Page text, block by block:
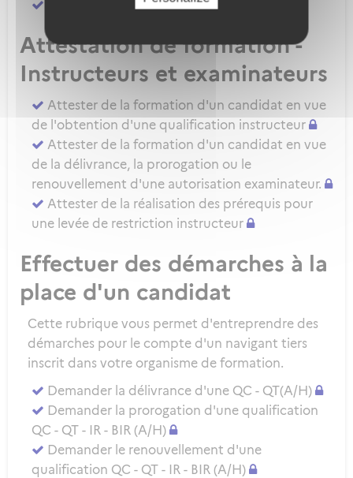
Attester d'une évaluation de niveau IRSE
Attestation de formation -
Instructeurs et examinateurs
Attester de la formation d'un candidat en vue
de l'obtention d'une qualification instructeur
Attester de la formation d'un candidat en vue
de la délivrance, la prorogation ou le
renouvellement d'une autorisation examinateur.
Attester de la réalisation des prérequis pour
une levée de restriction instructeur
Effectuer des démarches à la
place d'un candidat
Cette rubrique vous permet d'entreprendre des
démarches pour le compte d'un navigant tiers
inscrit dans votre organisme de formation.
Demander la délivrance d'une QC - QT(A/H)
Demander la prorogation d'une qualification
QC - QT - IR - BIR (A/H)
Demander le renouvellement d'une
qualification QC - QT - IR - BIR (A/H)